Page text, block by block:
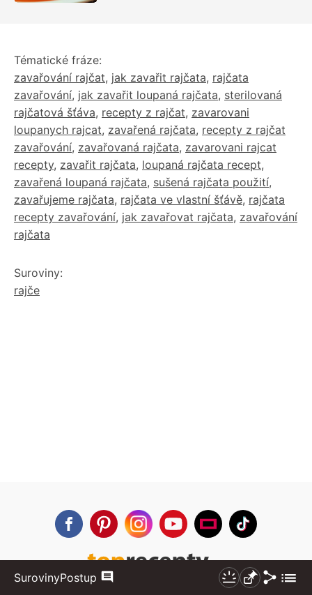
SurovinyPostup Komentáře
Nezhasínat
Připnout
Sdílet
Tématické fráze:
zavařování rajčat, jak zavařit rajčata, rajčata
zavařování, jak zavařit loupaná rajčata, sterilovaná
rajčatová šťáva, recepty z rajčat, zavarovani
loupanych rajcat, zavařená rajčata, recepty z rajčat
zavařování, zavařovaná rajčata, zavarovani rajcat
recepty, zavařit rajčata, loupaná rajčata recept,
zavařená loupaná rajčata, sušená rajčata použití,
zavařujeme rajčata, rajčata ve vlastní šťávě, rajčata
recepty zavařování, jak zavařovat rajčata, zavařování
rajčata
Suroviny:
rajče